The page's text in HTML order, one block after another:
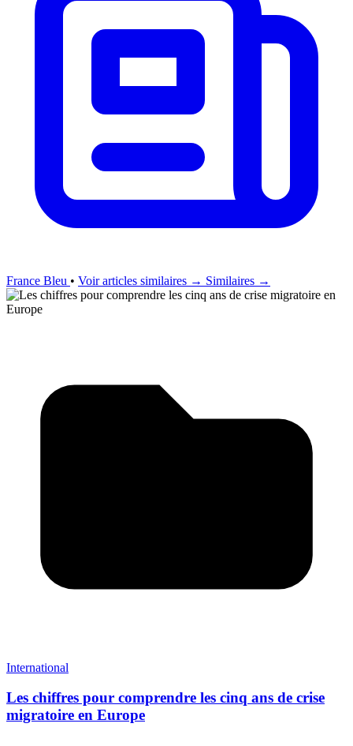
France Bleu • Voir articles similaires → Similaires →
International
Les chiffres pour comprendre les cinq ans de crise
migratoire en Europe